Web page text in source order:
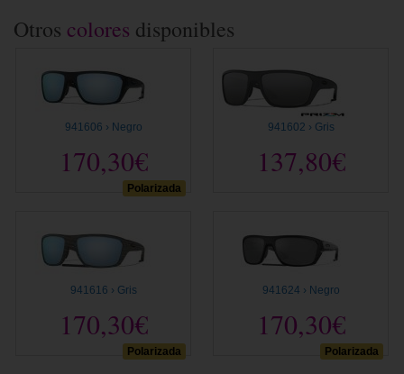
Otros colores disponibles
Polarizada
941606 › Negro
170,30€
941602 › Gris
137,80€
Polarizada
941616 › Gris
170,30€
Polarizada
941624 › Negro
170,30€